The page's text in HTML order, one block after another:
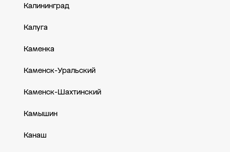
Калининград
Калуга
Каменка
Каменск-Уральский
Каменск-Шахтинский
Камышин
Канаш